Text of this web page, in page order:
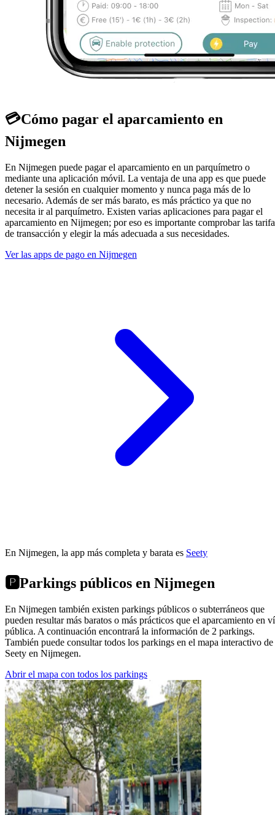
💳Cómo pagar el aparcamiento en
Nijmegen
En Nijmegen puede pagar el aparcamiento en un parquímetro o
mediante una aplicación móvil. La ventaja de una app es que puede
detener la sesión en cualquier momento y nunca paga más de lo
necesario. Además de ser más barato, es más práctico ya que no
necesita ir al parquímetro. Existen varias aplicaciones para pagar el
aparcamiento en Nijmegen; por eso es importante comprobar las
de transacción y elegir la más adecuada a sus necesidades.
Ver las apps de pago en Nijmegen
En Nijmegen, la app más completa y barata es Seety
🅿️Parkings públicos en Nijmegen
En Nijmegen también existen parkings públicos o subterráneos que
pueden resultar más baratos o más prácticos que el aparcamiento en
pública. A continuación encontrará la información de 2 parkings.
También puede consultar todos los parkings en el mapa interactivo de
Seety en Nijmegen.
Abrir el mapa con todos los parkings